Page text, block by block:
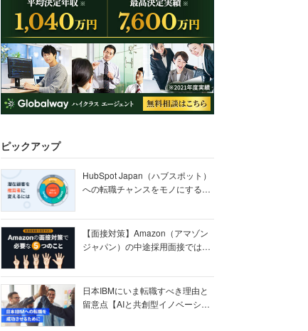
ピックアップ
HubSpot Japan（ハブスポット）
への転職チャンスをモノにする
【面接対策】Amazon（アマゾン
ジャパン）の中途採用面接では何
日本IBMにいま転職すべき理由と
留意点【AIと共創型イノベーショ